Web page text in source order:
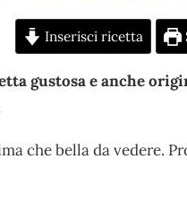
Inserisci ricetta
gustosa e anche
che bella da vedere.